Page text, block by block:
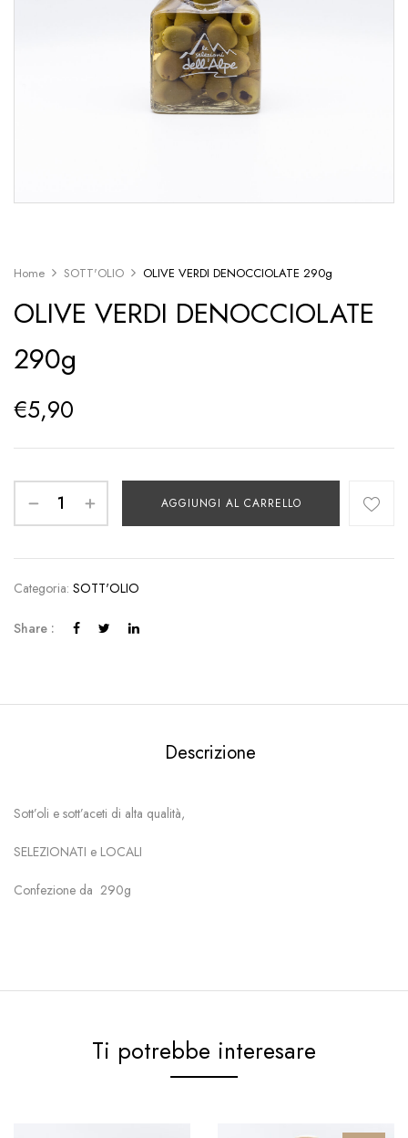
Home SOTT'OLIO OLIVE VERDI DENOCCIOLATE 290g
OLIVE VERDI DENOCCIOLATE
290g
€5,90
AGGIUNGI AL CARRELLO
Categoria: SOTT'OLIO
Share :
Descrizione
Sott’oli e sott’aceti di alta qualità,
SELEZIONATI e LOCALI
Confezione da 290g
Ti potrebbe interesare